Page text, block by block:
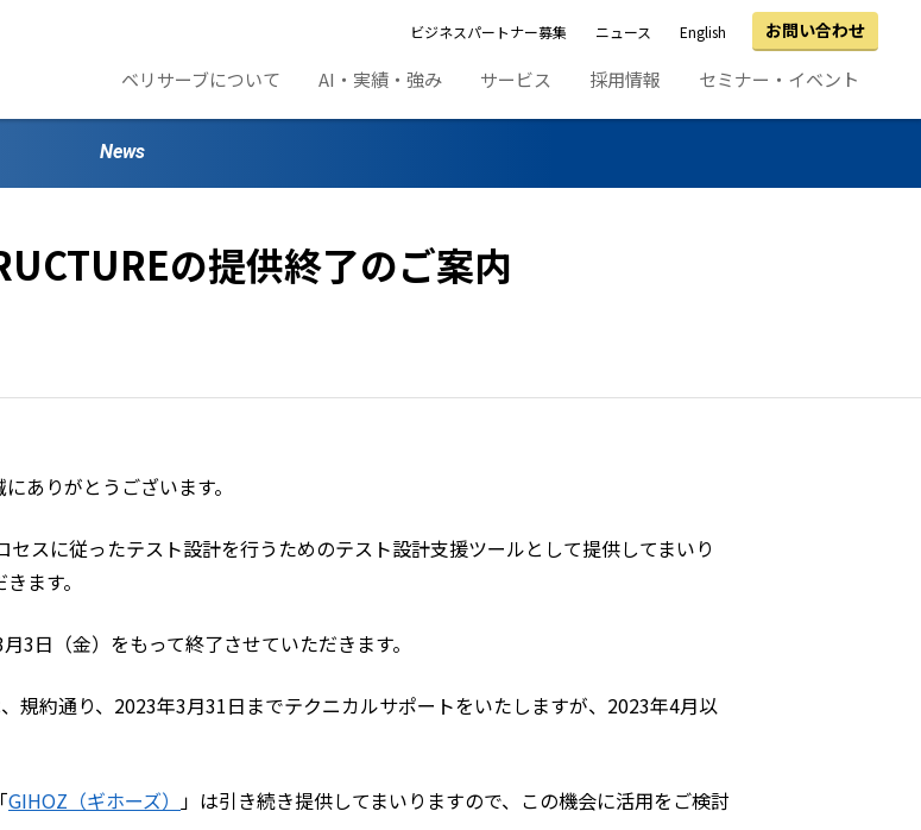
お問い合わせ
ベリサーブについて AI・実績・強み サービス 採用情報 セミナー・イベント
ビジネスパートナー募集 ニュース English
News
の提供終了のご案内
ありがとうございます。
スに従ったテスト設計を行うためのテスト設計支援ツールとして提供してまいり
ます。
3日（金）をもって終了させていただきます。
規約通り、2023年3月31日までテクニカルサポートをいたしますが、2023年4月以
GIHOZ（ギホーズ） 」は引き続き提供してまいりますので、この機会に活用をご検討